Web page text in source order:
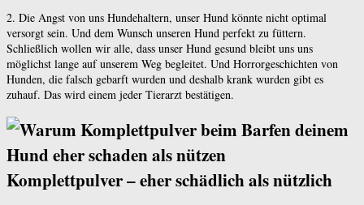
2. Die Angst von uns Hundehaltern, unser Hund könnte nicht optimal
versorgt sein. Und dem Wunsch unseren Hund perfekt zu füttern.
Schließlich wollen wir alle, dass unser Hund gesund bleibt uns uns
möglichst lange auf unserem Weg begleitet. Und Horrorgeschichten von
Hunden, die falsch gebarft wurden und deshalb krank wurden gibt es
zuhauf. Das wird einem jeder Tierarzt bestätigen.
Komplettpulver – eher schädlich als nützlich